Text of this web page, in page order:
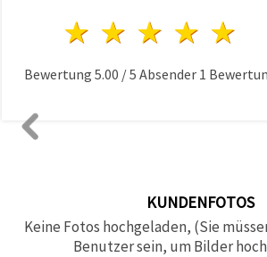
4
3 Sterne
2 Sterne
1 Stern
Bewertung 5.00 /5 Absender 1
KUNDENFOTOS
Keine Fotos hochgeladen, (Sie
Benutzer sein, um Bilder